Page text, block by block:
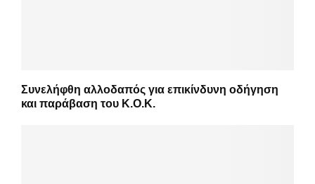
Συνελήφθη αλλοδαπός για επικίνδυνη οδήγηση
και παράβαση του Κ.Ο.Κ.